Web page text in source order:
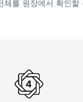
체를 원장에서 확인할